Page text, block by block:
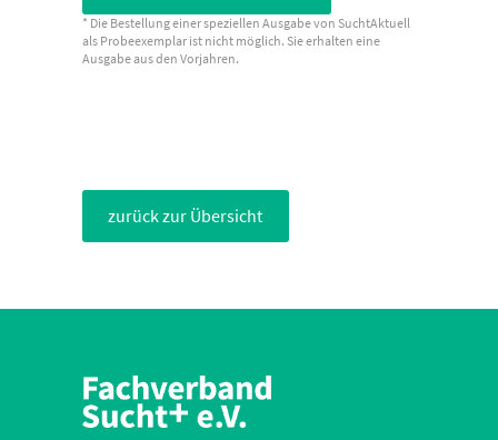
* Die Bestellung einer speziellen Ausgabe von SuchtAktuell
als Probeexemplar ist nicht möglich. Sie erhalten eine
Ausgabe aus den Vorjahren.
zurück zur Übersicht